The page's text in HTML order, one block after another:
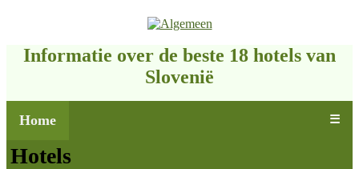
Informatie over de beste 18 hotels van
Slovenië
Home ☰
Hotels